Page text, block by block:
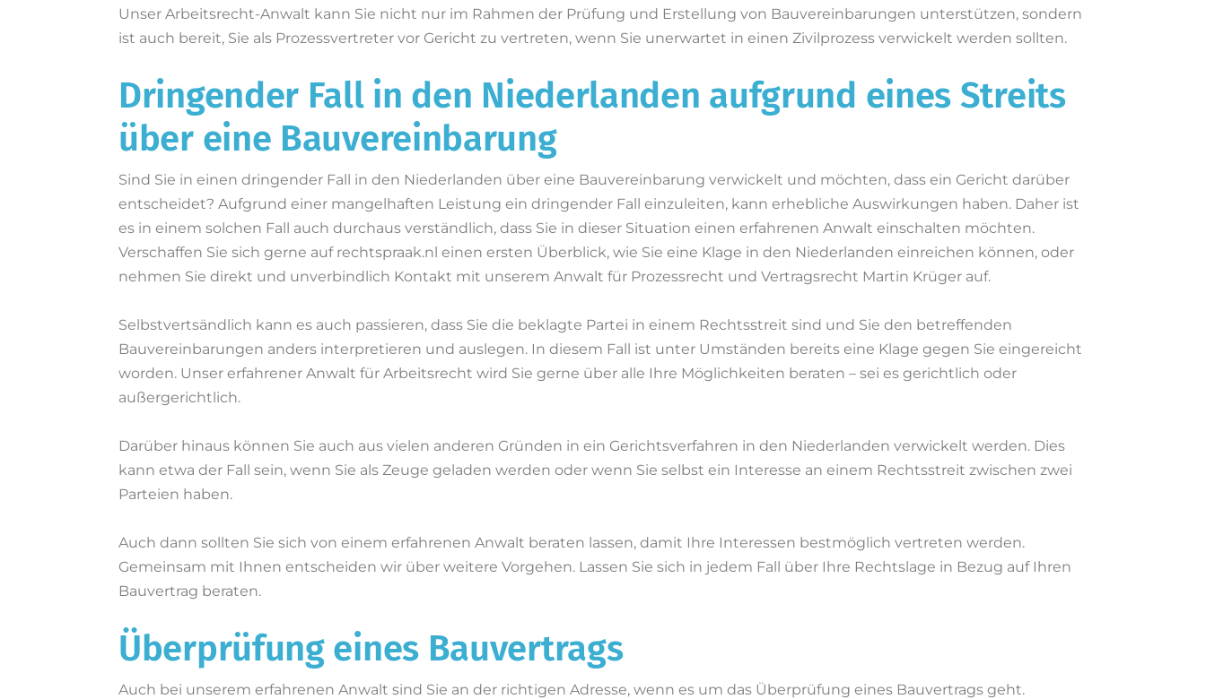
Unser Arbeitsrecht-Anwalt kann Sie nicht nur im Rahmen der Prüfung und Erstellung von Bauvereinbarungen unterstützen, sondern
ist auch bereit, Sie als Prozessvertreter vor Gericht zu vertreten, wenn Sie unerwartet in einen Zivilprozess verwickelt werden sollten.
Dringender Fall in den Niederlanden aufgrund eines Streits
über eine Bauvereinbarung
Sind Sie in einen dringender Fall in den Niederlanden über eine Bauvereinbarung verwickelt und möchten, dass ein Gericht darüber
entscheidet? Aufgrund einer mangelhaften Leistung ein dringender Fall einzuleiten, kann erhebliche Auswirkungen haben. Daher ist
es in einem solchen Fall auch durchaus verständlich, dass Sie in dieser Situation einen erfahrenen Anwalt einschalten möchten.
Verschaffen Sie sich gerne auf rechtspraak.nl einen ersten Überblick, wie Sie eine Klage in den Niederlanden einreichen können, oder
nehmen Sie direkt und unverbindlich Kontakt mit unserem Anwalt für Prozessrecht und Vertragsrecht Martin Krüger auf.
Selbstvertsändlich kann es auch passieren, dass Sie die beklagte Partei in einem Rechtsstreit sind und Sie den betreffenden
Bauvereinbarungen anders interpretieren und auslegen. In diesem Fall ist unter Umständen bereits eine Klage gegen Sie eingereicht
worden. Unser erfahrener Anwalt für Arbeitsrecht wird Sie gerne über alle Ihre Möglichkeiten beraten – sei es gerichtlich oder
außergerichtlich.
Darüber hinaus können Sie auch aus vielen anderen Gründen in ein Gerichtsverfahren in den Niederlanden verwickelt werden. Dies
kann etwa der Fall sein, wenn Sie als Zeuge geladen werden oder wenn Sie selbst ein Interesse an einem Rechtsstreit zwischen zwei
Parteien haben.
Auch dann sollten Sie sich von einem erfahrenen Anwalt beraten lassen, damit Ihre Interessen bestmöglich vertreten werden.
Gemeinsam mit Ihnen entscheiden wir über weitere Vorgehen. Lassen Sie sich in jedem Fall über Ihre Rechtslage in Bezug auf Ihren
Bauvertrag beraten.
Überprüfung eines Bauvertrags
Auch bei unserem erfahrenen Anwalt sind Sie an der richtigen Adresse, wenn es um das Überprüfung eines Bauvertrags geht.